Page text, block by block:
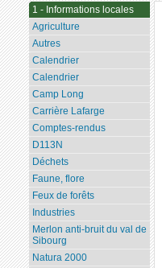
1 - Informations locales
Agriculture
Autres
Calendrier
Calendrier
Camp Long
Carrière Lafarge
Comptes-rendus
D113N
Déchets
Faune, flore
Feux de forêts
Industries
Merlon anti-bruit du val de
Sibourg
Natura 2000